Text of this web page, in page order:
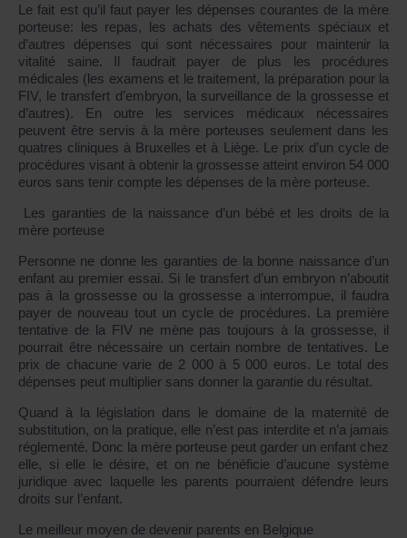
Le fait est qu’il faut payer les dépenses courantes de la mère
porteuse: les repas, les achats des vêtements spéciaux et
d’autres dépenses qui sont nécessaires pour maintenir la
vitalité saine. Il faudrait payer de plus les procédures
médicales (les examens et le traitement, la préparation pour la
FIV, le transfert d’embryon, la surveillance de la grossesse et
d’autres). En outre les services médicaux nécessaires
peuvent être servis à la mère porteuses seulement dans les
quatres cliniques à Bruxelles et à Liège. Le prix d’un cycle de
procédures visant à obtenir la grossesse atteint environ 54 000
euros sans tenir compte les dépenses de la mère porteuse.
Les garanties de la naissance d’un bébé et les droits de la
mère porteuse
Personne ne donne les garanties de la bonne naissance d’un
enfant au premier essai. Si le transfert d’un embryon n’aboutit
pas à la grossesse ou la grossesse a interrompue, il faudra
payer de nouveau tout un cycle de procédures. La première
tentative de la FIV ne mène pas toujours à la grossesse, il
pourrait être nécessaire un certain nombre de tentatives. Le
prix de chacune varie de 2 000 à 5 000 euros. Le total des
dépenses peut multiplier sans donner la garantie du résultat.
Quand à la législation dans le domaine de la maternité de
substitution, on la pratique, elle n’est pas interdite et n’a jamais
réglementé. Donc la mère porteuse peut garder un enfant chez
elle, si elle le désire, et on ne bénéficie d’aucune système
juridique avec laquelle les parents pourraient défendre leurs
droits sur l’enfant.
Le meilleur moyen de devenir parents en Belgique